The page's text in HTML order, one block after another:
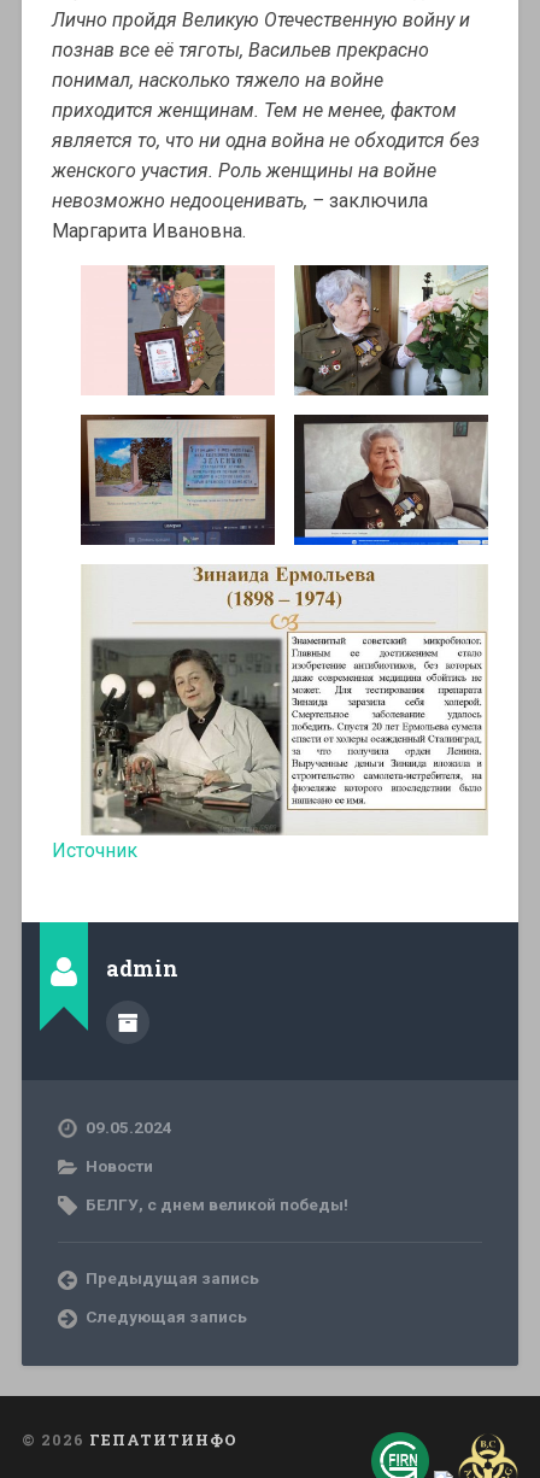
Лично пройдя Великую Отечественную войну и
познав все её тяготы, Васильев прекрасно
понимал, насколько тяжело на войне
приходится женщинам. Тем не менее, фактом
является то, что ни одна война не обходится без
женского участия. Роль женщины на войне
невозможно недооценивать, – заключила
Маргарита Ивановна.
Источник
admin
09.05.2024
Новости
БЕЛГУ, с днем великой победы!
Предыдущая запись
Следующая запись
© 2026 ГЕПАТИТИНФО